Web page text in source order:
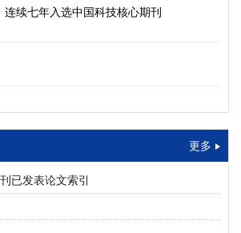
, 唐道贵, 钟晓晖, 严新平
志, 王亚彬, 刘状壮
https://doi.org/10.16503/j.cnki.2095-
(13)
高速公路服务区充电负荷预测
俊, 范鹏飞, 石莹
连续七年入选中国科技核心期刊
更多
已发表论文索引